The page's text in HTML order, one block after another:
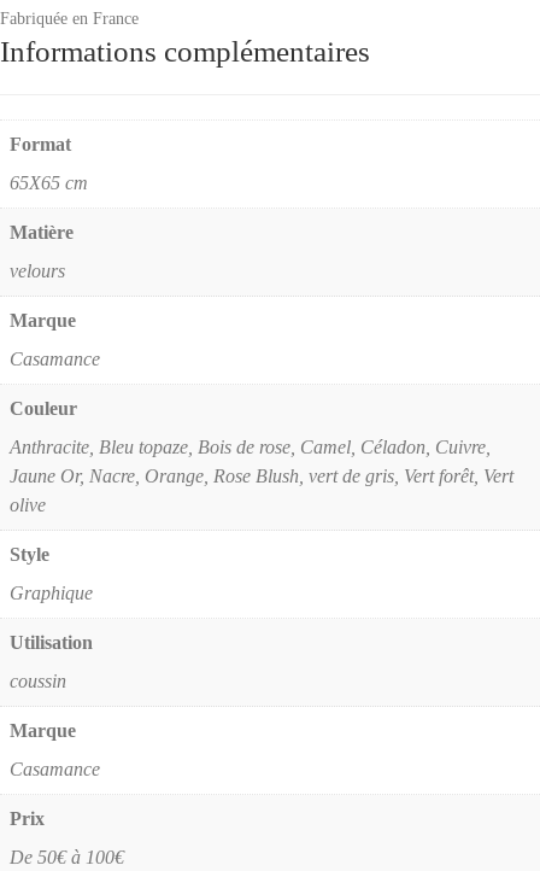
Fabriquée en France
Informations complémentaires
Format
65X65 cm
Matière
velours
Marque
Casamance
Couleur
Anthracite, Bleu topaze, Bois de rose, Camel, Céladon, Cuivre,
Jaune Or, Nacre, Orange, Rose Blush, vert de gris, Vert forêt, Vert
olive
Style
Graphique
Utilisation
coussin
Marque
Casamance
Prix
De 50€ à 100€